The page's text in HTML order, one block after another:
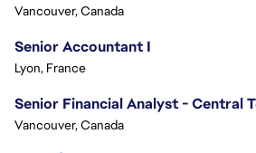
Vancouver, Canada
Senior Accountant I
Lyon, France
Senior Financial Analyst - Central
Vancouver, Canada